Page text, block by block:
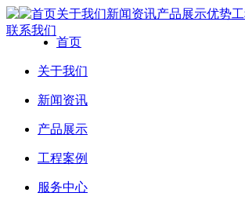
首页关于我们新闻资讯产品展示优势
联系我们
首页
关于我们
新闻资讯
产品展示
工程案例
服务中心